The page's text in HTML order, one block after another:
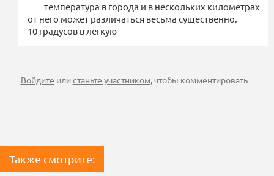
температура в города и в нескольких километрах
от него может различаться весьма существенно.
10 градусов в легкую
Войдите илистаньте участником, чтобы комментировать
Также смотрите: